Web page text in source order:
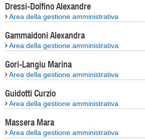
Dressi-Dolfino Alexandre
Area della gestione amministrativa
Gammaidoni Alexandra
Area della gestione amministrativa
Gori-Langiu Marina
Area della gestione amministrativa
Guidotti Curzio
Area della gestione amministrativa
Massera Mara
Area della gestione amministrativa